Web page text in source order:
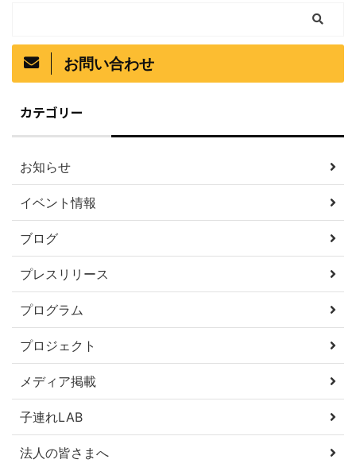
お問い合わせ
カテゴリー
お知らせ
イベント情報
ブログ
プレスリリース
プログラム
プロジェクト
メディア掲載
子連れLAB
法人の皆さまへ